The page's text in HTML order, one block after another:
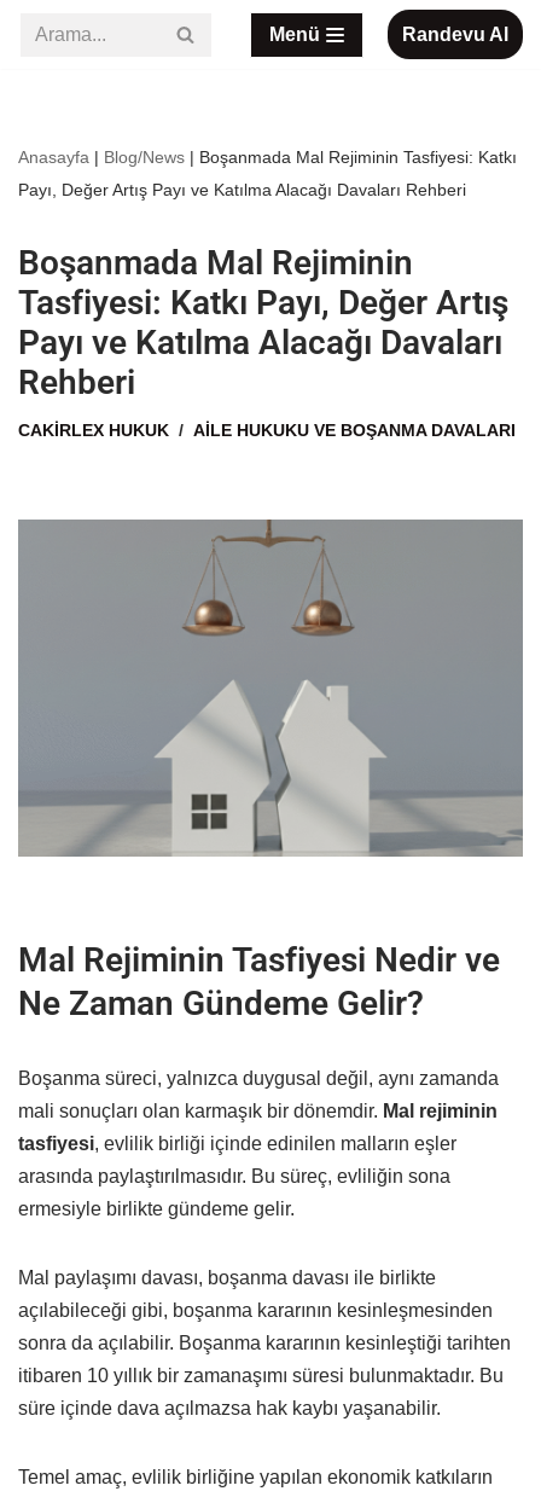
Menü Randevu Al
Anasayfa | Blog/News | Boşanmada Mal Rejiminin Tasfiyesi: Katkı
Payı, Değer Artış Payı ve Katılma Alacağı Davaları Rehberi
Boşanmada Mal Rejiminin
Tasfiyesi: Katkı Payı, Değer Artış
Payı ve Katılma Alacağı Davaları
Rehberi
CAKIRLEX HUKUK AILE HUKUKU VE BOŞANMA DAVALARI
Mal Rejiminin Tasfiyesi Nedir ve
Ne Zaman Gündeme Gelir?
Boşanma süreci, yalnızca duygusal değil, aynı zamanda
mali sonuçları olan karmaşık bir dönemdir. Mal rejiminin
tasfiyesi, evlilik birliği içinde edinilen malların eşler
arasında paylaştırılmasıdır. Bu süreç, evliliğin sona
ermesiyle birlikte gündeme gelir.
Mal paylaşımı davası, boşanma davası ile birlikte
açılabileceği gibi, boşanma kararının kesinleşmesinden
sonra da açılabilir. Boşanma kararının kesinleştiği tarihten
itibaren 10 yıllık bir zamanaşımı süresi bulunmaktadır. Bu
süre içinde dava açılmazsa hak kaybı yaşanabilir.
Temel amaç, evlilik birliğine yapılan ekonomik katkıların